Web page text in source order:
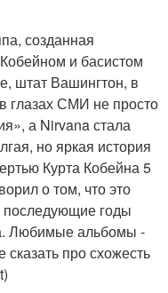
созданная
и басистом
штат Вашингтон, в
глазах СМИ не просто
а Nirvana стала
но яркая история
Курта Кобейна 5
о том, что это
последующие годы
Любимые альбомы -
сказать про схожесть